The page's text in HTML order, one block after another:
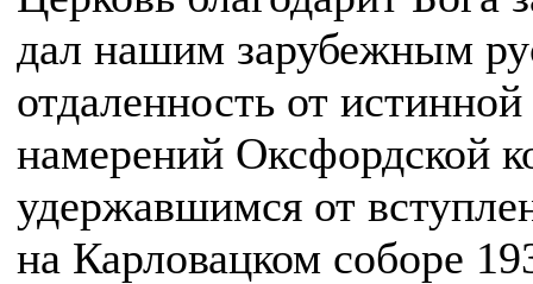
дал нашим зарубежным
отдаленность от
намерений Оксфордской
удержавшимся от
на Карловацком соборе